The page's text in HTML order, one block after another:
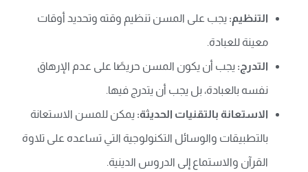
التنظيم: يجب على المسن تنظيم وقته وتحديد أوقات
معينة للعبادة.
التدرج: يجب أن يكون المسن حريصًا على عدم الإرهاق
نفسه بالعبادة، بل يجب أن يتدرج فيها.
الاستعانة بالتقنيات الحديثة: يمكن للمسن الاستعانة
بالتطبيقات والوسائل التكنولوجية التي تساعده على تلاوة
القرآن والاستماع إلى الدروس الدينية.